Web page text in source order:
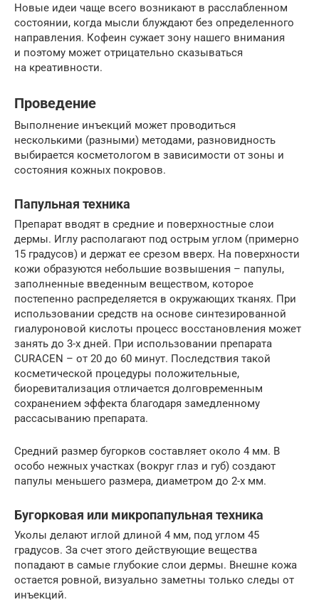
Новые идеи чаще всего возникают в расслабленном
состоянии, когда мысли блуждают без определенного
направления. Кофеин сужает зону нашего внимания
и поэтому может отрицательно сказываться
на креативности.
Проведение
Выполнение инъекций может проводиться
несколькими (разными) методами, разновидность
выбирается косметологом в зависимости от зоны и
состояния кожных покровов.
Папульная техника
Препарат вводят в средние и поверхностные слои
дермы. Иглу располагают под острым углом (примерно
15 градусов) и держат ее срезом вверх. На поверхности
кожи образуются небольшие возвышения – папулы,
заполненные введенным веществом, которое
постепенно распределяется в окружающих тканях. При
использовании средств на основе синтезированной
гиалуроновой кислоты процесс восстановления может
занять до 3-х дней. При использовании препарата
CURACEN – от 20 до 60 минут. Последствия такой
косметической процедуры положительные,
биоревитализация отличается долговременным
сохранением эффекта благодаря замедленному
рассасыванию препарата.
Средний размер бугорков составляет около 4 мм. В
особо нежных участках (вокруг глаз и губ) создают
папулы меньшего размера, диаметром до 2-х мм.
Бугорковая или микропапульная техника
Уколы делают иглой длиной 4 мм, под углом 45
градусов. За счет этого действующие вещества
попадают в самые глубокие слои дермы. Внешне кожа
остается ровной, визуально заметны только следы от
инъекций.